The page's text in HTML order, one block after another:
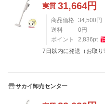
実質 31,664円
商品価格 34,500 円
送料
0 円
ポイント
2,836pt
7日以内に発送（お取り
サカイ卸売センター